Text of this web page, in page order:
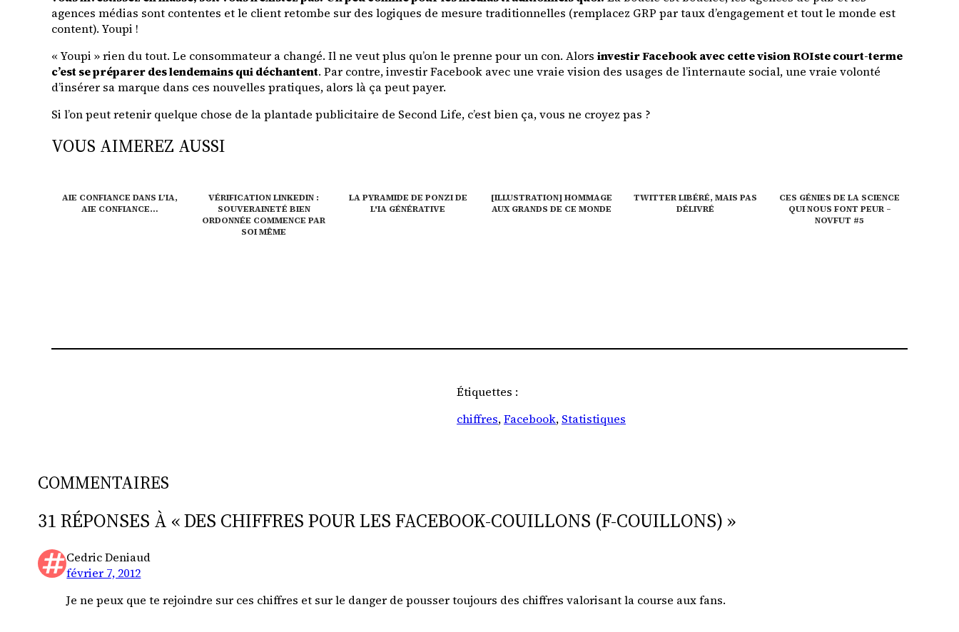
agences médias sont contentes et le client retombe sur des logiques de mesure traditionnelles (remplacez GRP par taux d’engagement et tout le monde est
content). Youpi !
« Youpi » rien du tout. Le consommateur a changé. Il ne veut plus qu’on le prenne pour un con. Alors investir Facebook avec cette vision ROIste court-terme
c’est se préparer des lendemains qui déchantent. Par contre, investir Facebook avec une vraie vision des usages de l’internaute social, une vraie volonté
d’insérer sa marque dans ces nouvelles pratiques, alors là ça peut payer.
Si l’on peut retenir quelque chose de la plantade publicitaire de Second Life, c’est bien ça, vous ne croyez pas ?
VOUS AIMEREZ AUSSI
AIE CONFIANCE DANS L’IA,
AIE CONFIANCE…
VÉRIFICATION LINKEDIN :
SOUVERAINETÉ BIEN
ORDONNÉE COMMENCE PAR
SOI MÊME
LA PYRAMIDE DE PONZI DE
L'IA GÉNÉRATIVE
[ILLUSTRATION] HOMMAGE
AUX GRANDS DE CE MONDE
TWITTER LIBÉRÉ, MAIS PAS
DÉLIVRÉ
CES GÉNIES DE LA SCIENCE
QUI NOUS FONT PEUR –
NOVFUT #5
Étiquettes :
chiffres, Facebook, Statistiques
COMMENTAIRES
31 RÉPONSES À « DES CHIFFRES POUR LES FACEBOOK-COUILLONS (F-COUILLONS) »
Cedric Deniaud
février 7, 2012
Je ne peux que te rejoindre sur ces chiffres et sur le danger de pousser toujours des chiffres valorisant la course aux fans.